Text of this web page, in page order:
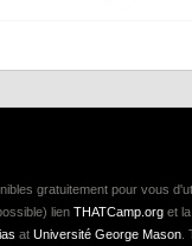
gratuitement pour vous
lien THATCamp.org et
at Université George Mason